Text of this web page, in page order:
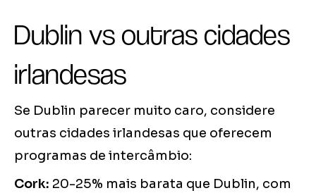
Dublin vs outras cidades
irlandesas
Se Dublin parecer muito caro, considere
outras cidades irlandesas que oferecem
programas de intercâmbio:
Cork: 20-25% mais barata que Dublin, com